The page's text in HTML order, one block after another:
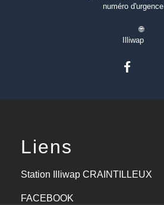
numéro d'urgence
🌐
Illiwap
Liens
Station Illiwap CRAINTILLEUX
FACEBOOK